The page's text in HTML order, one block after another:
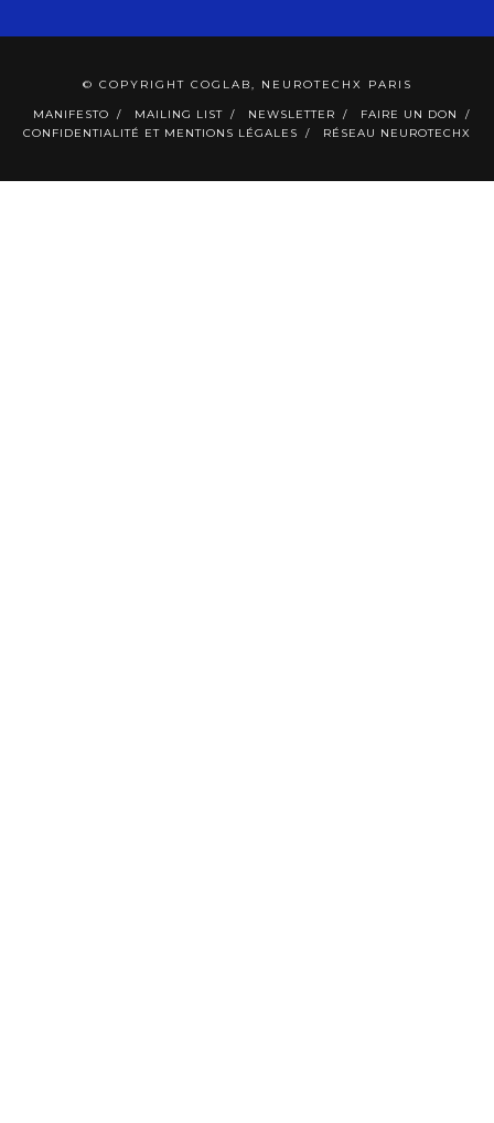
© COPYRIGHT COGLAB, NEUROTECHX PARIS
MANIFESTO MAILING LIST NEWSLETTER
FAIRE UN DON
CONFIDENTIALITÉ ET MENTIONS LÉGALES
RÉSEAU NEUROTECHX